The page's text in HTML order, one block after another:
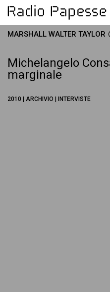
MARSHALL WALTER TAYLOR
Michelangelo
marginale
2010 | ARCHIVIO | INTERVISTE